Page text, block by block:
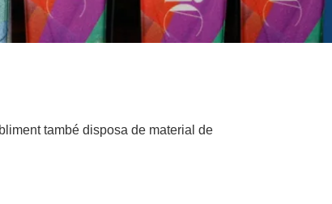
també disposa de material de